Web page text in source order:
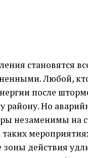
количестве
соискателей, не
плату и
проблема, но
систему
и
поддержки. Все
что является
на первом
становятся
Любой,
после
району. Но
незаменимы на
действия